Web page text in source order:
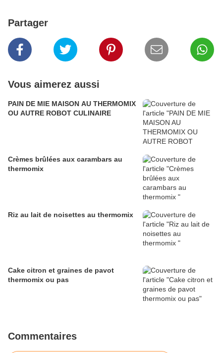
Partager
Vous aimerez aussi
PAIN DE MIE MAISON AU THERMOMIX
OU AUTRE ROBOT CULINAIRE
Crèmes brûlées aux carambars au
thermomix
Riz au lait de noisettes au thermomix
Cake citron et graines de pavot
thermomix ou pas
Commentaires